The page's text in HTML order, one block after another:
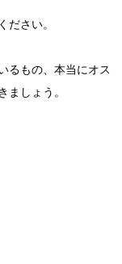
ださい。
るもの、本当にオス
ましょう。